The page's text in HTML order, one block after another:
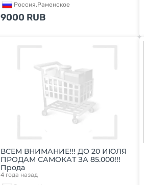
Россия,Раменское
9000 RUB
ВСЕМ ВНИМАНИЕ!!! ДО 20 ИЮЛЯ
ПРОДАМ САМОКАТ ЗА 85.000!!!
Прода
4 года назад